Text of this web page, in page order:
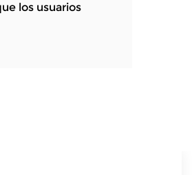
los usuarios